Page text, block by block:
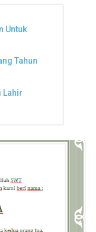
Untuk
Tahun
Lahir